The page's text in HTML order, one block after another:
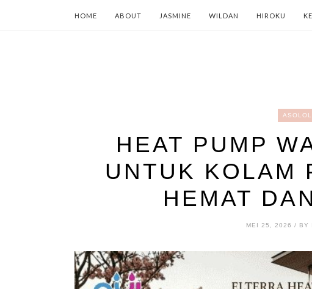
HOME ABOUT JASMINE WILDAN HIROKU
HEAT PUMP
UNTUK KOLAM
HEMAT
MEI 25, 2026 / BY